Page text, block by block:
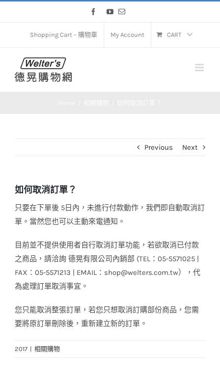
FacebookYouTube
Email
Shopping Cart – 購物車 My Account CART
Previous Next
如何取消訂單？
只要在下單後 5日內，未進行付款動作，我們即自動取消訂
單。當然您也可以主動來電通知。
目前並不提供使用者自行取消訂單功能，若欲取消已付款
之商品，請洽詢 德晃有限公司內銷部 (TEL：05-5571025 |
FAX：05-5571213 | EMAIL：shop@welters.com.tw），代
為處理訂單取消事宜。
您只能取消整張訂單，若您只想取消訂購部份商品，您需
要將原訂單刪除後，重新建立新的訂單。
2017 | 相關購物